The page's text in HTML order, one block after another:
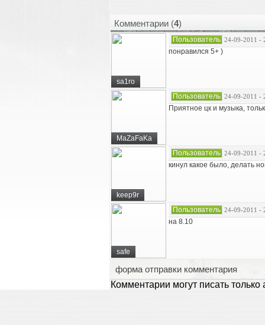
Комментарии (4)
sa1ro
Пользователь 24-09-2011 -
понравился 5+ )
MaZaFaKa
Пользователь 24-09-2011 -
Приятное цк и музыка,
keep9r
Пользователь 24-09-2011 -
кинул какое было, делать
safe
Пользователь 24-09-2011 -
на 8.10
форма отправки комментария
Комментарии могут писать